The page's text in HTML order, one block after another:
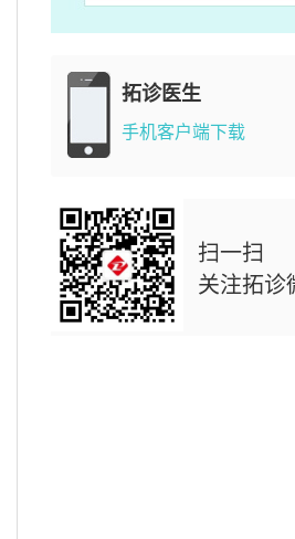
拓诊医生
手机客户端下载
扫一扫
关注拓诊